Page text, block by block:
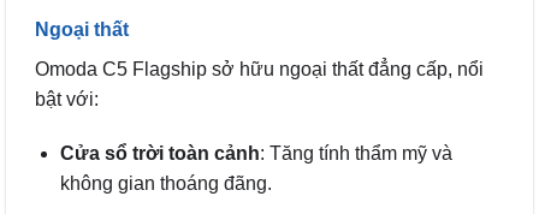
Ngoại thất
Omoda C5 Flagship sở hữu ngoại thất đẳng cấp, nổi
bật với:
Cửa sổ trời toàn cảnh: Tăng tính thẩm mỹ và
không gian thoáng đãng.